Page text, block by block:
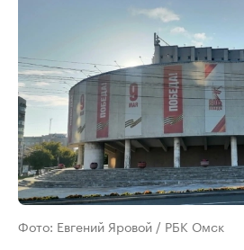
Фото: Евгений Яровой / РБК Омск